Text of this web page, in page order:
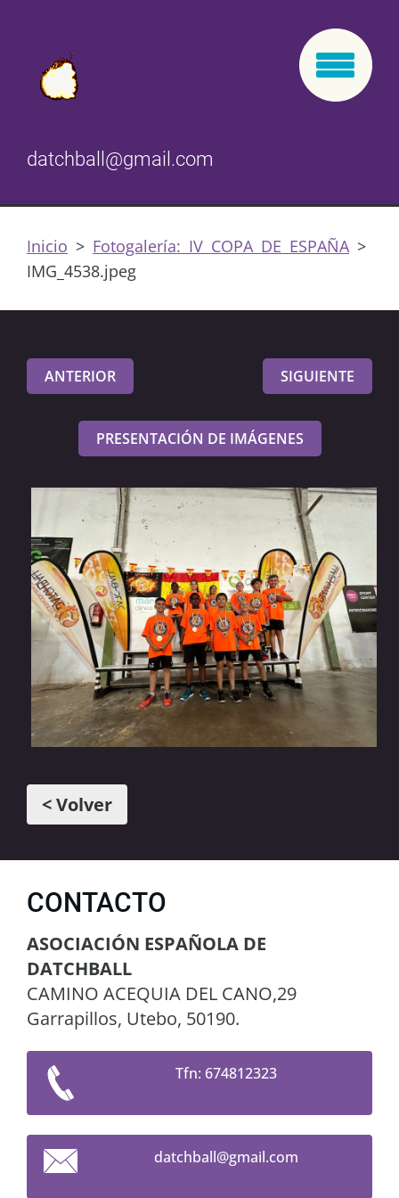
datchball@gmail.com
Inicio > Fotogalería: IV COPA DE ESPAÑA >
IMG_4538.jpeg
ANTERIOR SIGUIENTE
PRESENTACIÓN DE IMÁGENES
< Volver
CONTACTO
ASOCIACIÓN ESPAÑOLA DE
DATCHBALL
CAMINO ACEQUIA DEL CANO,29
Garrapillos, Utebo, 50190.
Tfn: 674812323
datchball@gmail.com